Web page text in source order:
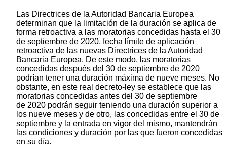
Las Directrices de la Autoridad Bancaria Europea
determinan que la limitación de la duración se aplica de
forma retroactiva a las moratorias concedidas hasta el 30
de septiembre de 2020, fecha límite de aplicación
retroactiva de las nuevas Directrices de la Autoridad
Bancaria Europea. De este modo, las moratorias
concedidas después del 30 de septiembre de 2020
podrían tener una duración máxima de nueve meses. No
obstante, en este real decreto-ley se establece que las
moratorias concedidas antes del 30 de septiembre
de 2020 podrán seguir teniendo una duración superior a
los nueve meses y de otro, las concedidas entre el 30 de
septiembre y la entrada en vigor del mismo, mantendrán
las condiciones y duración por las que fueron concedidas
en su día.